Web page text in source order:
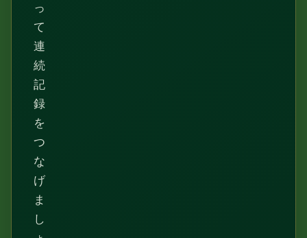
っ
て
連
続
記
録
を
つ
な
げ
ま
し